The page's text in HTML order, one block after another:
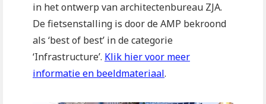
in het ontwerp van architectenbureau ZJA.
De fietsenstalling is door de AMP bekroond
als ‘best of best’ in de categorie
‘Infrastructure’. Klik hier voor meer
informatie en beeldmateriaal.